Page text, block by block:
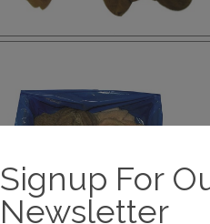
Signup For
Newsletter